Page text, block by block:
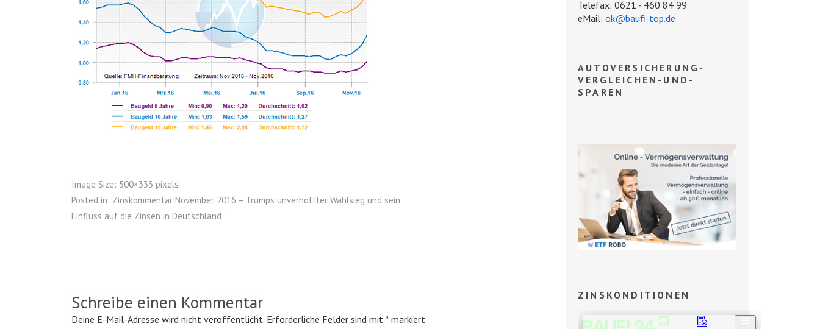
Image Size: 500×333 pixels
Posted in: Zinskommentar November 2016 – Trumps unverhoffter Wahlsieg und sein
Einfluss auf die Zinsen in Deutschland
Schreibe einen Kommentar
Deine E-Mail-Adresse wird nicht veröffentlicht. Erforderliche Felder sind mit * markiert
Telefax: 0621 - 460 84 99
eMail: ok@baufi-top.de
AUTOVERSICHERUNG-
VERGLEICHEN-UND-
SPAREN
ZINSKONDITIONEN